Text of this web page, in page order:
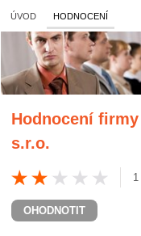
ÚVOD HODNOCENÍ
Hodnocení firmy
s.r.o.
1
OHODNOTIT